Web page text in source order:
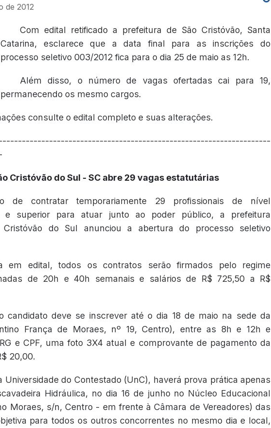
de 2012
Com edital retificado a prefeitura de São Cristóvão, Santa
Catarina, esclarece que a data final para as inscrições do
processo seletivo 003/2012 fica para o dia 25 de maio as 12h.
Além disso, o número de vagas ofertadas cai para 19,
permanecendo os mesmo cargos.
consulte o edital completo e suas alterações.
Cristóvão do Sul - SC abre 29 vagas estatutárias
de contratar temporariamente 29 profissionais de nível
e superior para atuar junto ao poder público, a prefeitura
Cristóvão do Sul anunciou a abertura do processo seletivo
em edital, todos os contratos serão firmados pelo regime
de 20h e 40h semanais e salários de R$ 725,50 a R$
candidato deve se inscrever até o dia 18 de maio na sede da
França de Moraes, nº 19, Centro), entre as 8h e 12h e
e CPF, uma foto 3X4 atual e comprovante de pagamento da
20,00.
Universidade do Contestado (UnC), haverá prova prática apenas
Hidráulica, no dia 16 de junho no Núcleo Educacional
Moraes, s/n, Centro - em frente à Câmara de Vereadores) das
para todos os outros concorrentes no mesmo dia e local,